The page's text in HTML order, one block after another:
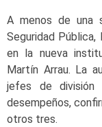
A menos de una
Seguridad Pública,
en la nueva
Martín Arrau. La
jefes de división
desempeños,
otros tres.